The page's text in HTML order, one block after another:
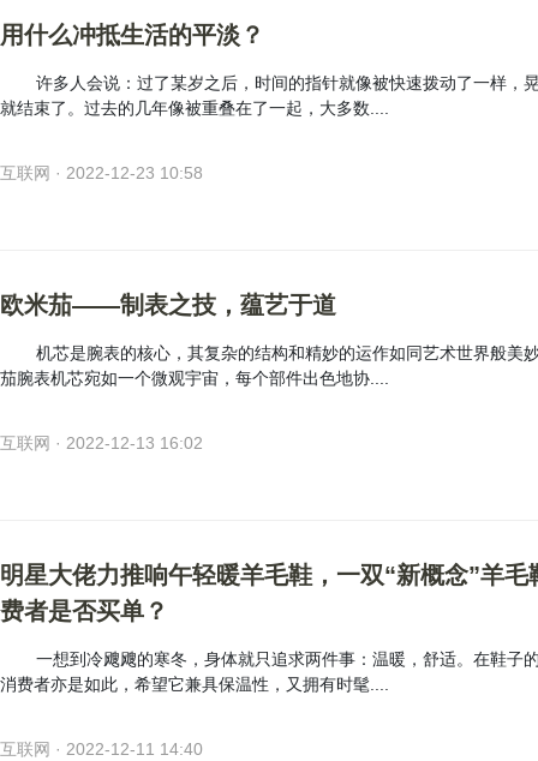
用什么冲抵生活的平淡？
许多人会说：过了某岁之后，时间的指针就像被快速拨动了一样，
就结束了。过去的几年像被重叠在了一起，大多数....
互联网 · 2022-12-23 10:58
欧米茄——制表之技，蕴艺于道
机芯是腕表的核心，其复杂的结构和精妙的运作如同艺术世界般美
茄腕表机芯宛如一个微观宇宙，每个部件出色地协....
互联网 · 2022-12-13 16:02
明星大佬力推响午轻暖羊毛鞋，一双“新概念”羊毛
费者是否买单？
一想到冷飕飕的寒冬，身体就只追求两件事：温暖，舒适。在鞋子
消费者亦是如此，希望它兼具保温性，又拥有时髦....
互联网 · 2022-12-11 14:40